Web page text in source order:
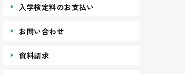
入学検定料のお支払い
お問い合わせ
資料請求